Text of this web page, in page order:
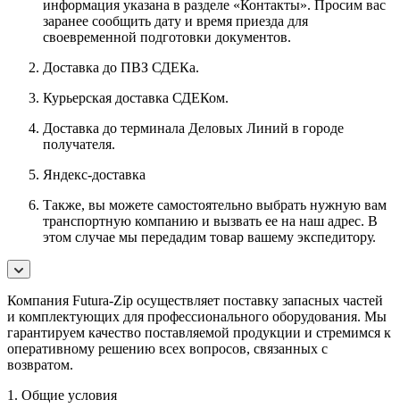
информация указана в разделе «Контакты». Просим вас
заранее сообщить дату и время приезда для
своевременной подготовки документов.
Доставка до ПВЗ СДЕКа.
Курьерская доставка СДЕКом.
Доставка до терминала Деловых Линий в городе
получателя.
Яндекс-доставка
Также, вы можете самостоятельно выбрать нужную вам
транспортную компанию и вызвать ее на наш адрес. В
этом случае мы передадим товар вашему экспедитору.
Компания Futura-Zip осуществляет поставку запасных частей
и комплектующих для профессионального оборудования. Мы
гарантируем качество поставляемой продукции и стремимся к
оперативному решению всех вопросов, связанных с
возвратом.
1. Общие условия